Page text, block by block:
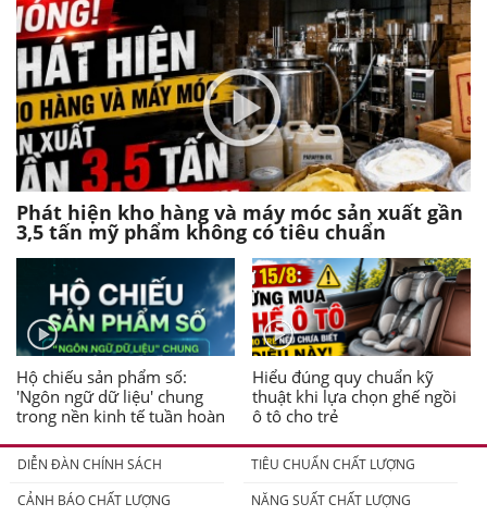
Phát hiện kho hàng và máy móc sản xuất gần
3,5 tấn mỹ phẩm không có tiêu chuẩn
Hộ chiếu sản phẩm số:
'Ngôn ngữ dữ liệu' chung
trong nền kinh tế tuần hoàn
Hiểu đúng quy chuẩn kỹ
thuật khi lựa chọn ghế ngồi
ô tô cho trẻ
DIỄN ĐÀN CHÍNH SÁCH
TIÊU CHUẨN CHẤT LƯỢNG
CẢNH BÁO CHẤT LƯỢNG
NĂNG SUẤT CHẤT LƯỢNG